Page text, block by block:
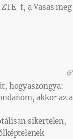
t, a Vasas meg
hogyaszongya:
akkor az a
sikertelen,